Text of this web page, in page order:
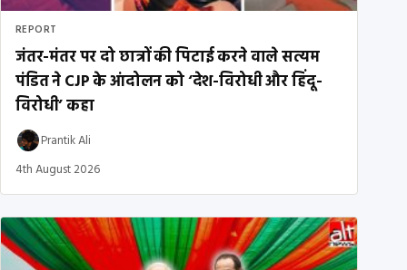
REPORT
जंतर-मंतर पर दो छात्रों की पिटाई करने वाले सत्यम
पंडित ने CJP के आंदोलन को ‘देश-विरोधी और हिंदू-
विरोधी’ कहा
Prantik Ali
4th August 2026